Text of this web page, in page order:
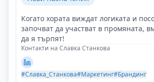
Когато хората виждат логиката и
започват да участват в промяната,
да я търпят!
Контакти на Славка Станкова
#Славка_Станкова#Маркетинг#Брандинг